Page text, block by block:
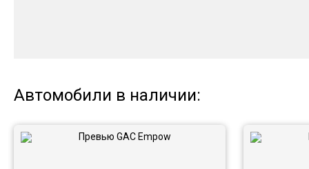
Автомобили в наличии: